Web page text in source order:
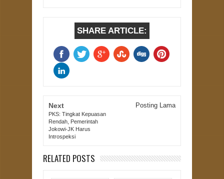
SHARE ARTICLE:
Next
PKS: Tingkat Kepuasan
Rendah, Pemerintah
Jokowi-JK Harus
Introspeksi
Posting Lama
RELATED POSTS